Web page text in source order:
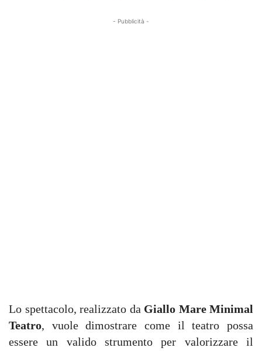
- Pubblicità -
Lo spettacolo, realizzato da Giallo Mare Minimal
Teatro, vuole dimostrare come il teatro possa
essere un valido strumento per valorizzare il